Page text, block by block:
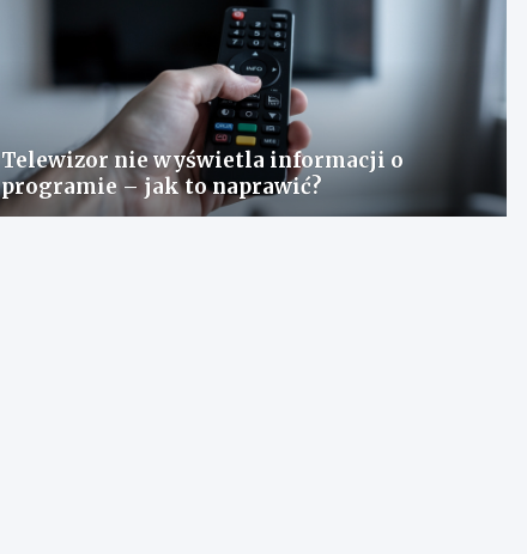
Telewizor nie wyświetla informacji o
programie – jak to naprawić?